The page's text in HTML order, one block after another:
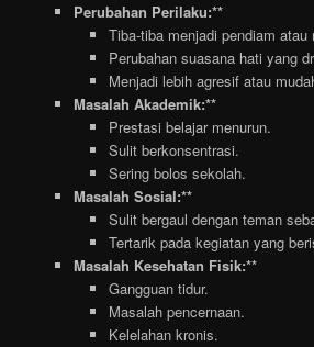
Perubahan Perilaku:**
Tiba-tiba menjadi pendiam atau
Perubahan suasana hati yang
Menjadi lebih agresif atau
Masalah Akademik:**
Prestasi belajar menurun.
Sulit berkonsentrasi.
Sering bolos sekolah.
Masalah Sosial:**
Sulit bergaul dengan teman
Tertarik pada kegiatan yang
Masalah Kesehatan Fisik:**
Gangguan tidur.
Masalah pencernaan.
Kelelahan kronis.